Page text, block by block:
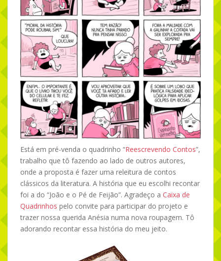
Está em pré-venda o quadrinho “Reescrevendo Contos”,
trabalho que tô fazendo ao lado de outros autores,
onde a proposta é fazer uma releitura de contos
clássicos da literatura. A história que eu escolhi recontar
foi a do “João e o Pé de Feijão”. Agradeço a Caixa de
Quadrinhos pelo convite para participar do projeto e
trazer nossa querida Anésia numa nova roupagem. Tô
adorando recontar essa história do meu jeito.